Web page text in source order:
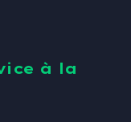
à la